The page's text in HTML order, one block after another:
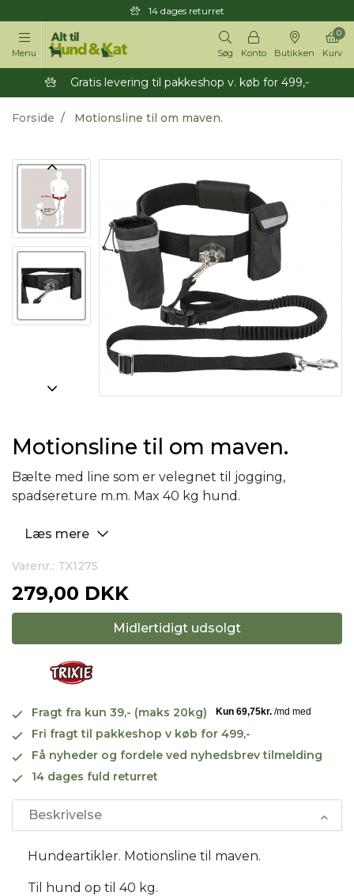
14 dages returret
Menu Søg Konto Butikken Kurv
0
Gratis levering til pakkeshop v. køb for 499,-
Forside Motionsline til om maven.
Motionsline til om maven.
Bælte med line som er velegnet til jogging,
spadsereture m.m. Max 40 kg hund.
Læs mere
Varenr.: TX1275
279,00 DKK
Midlertidigt udsolgt
Fragt fra kun 39,- (maks 20kg)
Fri fragt til pakkeshop v køb for 499,-
Få nyheder og fordele ved nyhedsbrev tilmelding
14 dages fuld returret
Beskrivelse
Hundeartikler. Motionsline til maven.
Til hund op til 40 kg.